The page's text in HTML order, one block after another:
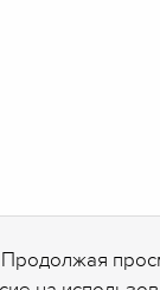
Продолжая